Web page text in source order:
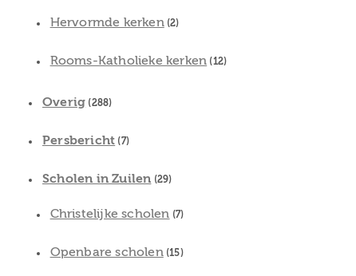
Hervormde kerken(2)
Rooms-Katholieke kerken (12)
Overig (288)
Persbericht (7)
Scholen in Zuilen (29)
Christelijke scholen (7)
Openbare scholen(15)